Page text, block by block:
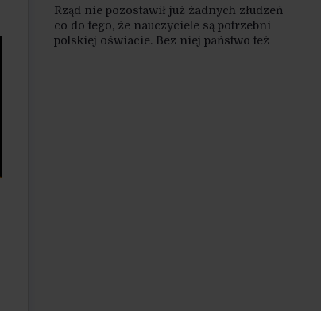
Rząd nie pozostawił już żadnych złudzeń
co do tego, że nauczyciele są potrzebni
polskiej oświacie. Bez niej państwo też